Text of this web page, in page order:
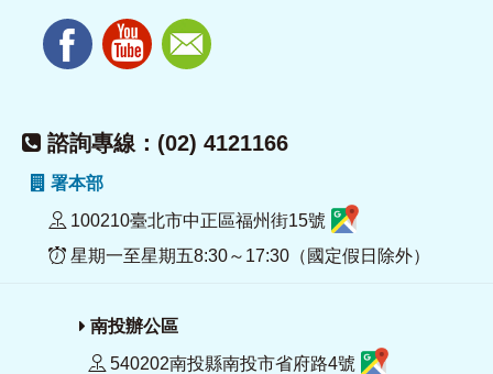
諮詢專線：(02) 4121166
署本部
100210臺北市中正區福州街15號
星期一至星期五8:30～17:30（國定假日除外）
南投辦公區
540202南投縣南投市省府路4號